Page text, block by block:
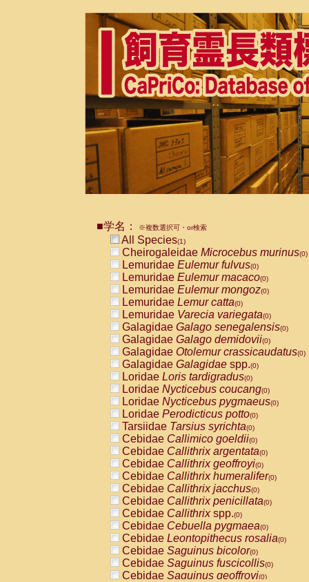
■学名： ※複数選択可・or検索
All Species(1)
Cheirogaleidae Microcebus murinus(0)
Lemuridae Eulemur fulvus(0)
Lemuridae Eulemur macaco(0)
Lemuridae Eulemur mongoz(0)
Lemuridae Lemur catta(0)
Lemuridae Varecia variegata(0)
Galagidae Galago senegalensis(0)
Galagidae Galago demidovii(0)
Galagidae Otolemur crassicaudatus(0)
Galagidae Galagidae spp.(0)
Loridae Loris tardigradus(0)
Loridae Nycticebus coucang(0)
Loridae Nycticebus pygmaeus(0)
Loridae Perodicticus potto(0)
Tarsiidae Tarsius syrichta(0)
Cebidae Callimico goeldii(0)
Cebidae Callithrix argentata(0)
Cebidae Callithrix geoffroyi(0)
Cebidae Callithrix humeralifer(0)
Cebidae Callithrix jacchus(0)
Cebidae Callithrix penicillata(0)
Cebidae Callithrixspp.(0)
Cebidae Cebuella pygmaea(0)
Cebidae Leontopithecus rosalia(0)
Cebidae Saguinus bicolor(0)
Cebidae Saguinus fuscicollis(0)
Cebidae Saguinus geoffroyi(0)